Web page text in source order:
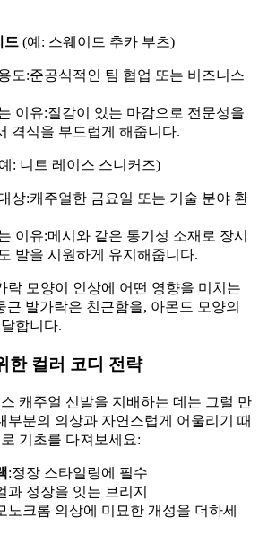
드 (예: 스웨이드 추카 부츠)
도:준공식적인 팀 협업 또는 비즈니스
이유:질감이 있는 마감으로 전문성을
격식을 부드럽게 해줍니다.
: 니트 레이스 스니커즈)
상:캐주얼한 금요일 또는 기술 분야 환
이유:메시와 같은 통기성 소재로 장시
발을 시원하게 유지해줍니다.
락 모양이 인상에 어떤 영향을 미치는
근 발가락은 친근함을, 아몬드 모양의
합니다.
한 컬러 코디 전략
캐주얼 신발을 지배하는 데는 그럴 만
부분의 의상과 자연스럽게 어울리기 때
기초를 다져보세요:
:정장 스타일링에 필수
과 정장을 잇는 브리지
노크롬 의상에 미묘한 개성을 더하세